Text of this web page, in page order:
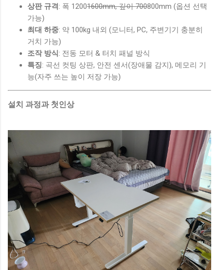
상판 규격 : 폭 12001600mm, 깊이 700800mm (옵션 선택
가능)
최대 하중: 약 100kg 내외 (모니터, PC, 주변기기 충분히
거치 가능)
조작 방식: 전동 모터 & 터치 패널 방식
특징: 곡선 컷팅 상판, 안전 센서(장애물 감지), 메모리 기
능(자주 쓰는 높이 저장 가능)
설치 과정과 첫인상